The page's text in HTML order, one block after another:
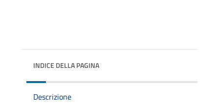
INDICE DELLA PAGINA
Descrizione